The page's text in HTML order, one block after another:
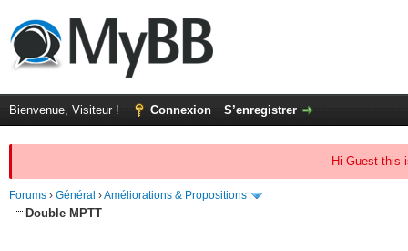
Bienvenue, Visiteur ! Connexion S’enregistrer
Hi Guest this
Forums › Général ›Améliorations & Propositions
Double MPTT